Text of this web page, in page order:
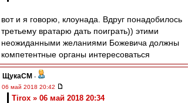
вот и я говорю, клоунада. Вдруг понадобилось
третьему вратарю дать поиграть)) этими
неожиданными желаниями Божевича должны
компетентные органы интересоваться
ЩукаСМ -
06 май 2018 20:42
Tirox » 06 май 2018 20:34